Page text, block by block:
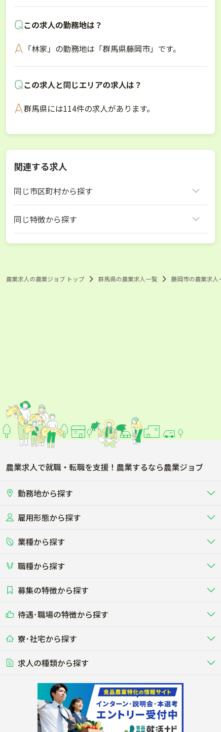
この求人の勤務地は？
「林家」の勤務地は「群馬県藤岡市」です。
この求人と同じエリアの求人は？
群馬県には114件の求人があります。
関連する求人
同じ市区町村から探す
同じ特徴から探す
農業求人の農業ジョブ トップ 群馬県の農業求人一覧 藤岡市の農業求人
農業求人で就職・転職を支援！農業するなら農業ジョブ
勤務地から探す
北海道
関東
東海
雇用形態から探す
正社員 バイト・アルバイト・パート
短期アルバイト
その他（独立・副業など）
業種から探す
畜産（酪農･肉牛･養豚･養鶏など）
酪農
する牧場
養豚
る養豚場
レースで活躍する馬の手入れや子馬
その他畜産
その他動物の畜産業（羊、ウズラな
ど）
畑・圃場で野菜・穀物を生産 ビニールハウスで多様な野菜の生産
稲作
ビニールハウスで観賞用植物の栽
植物工場
環境制御された工場で野菜の生産管
理
農業資材･肥料
農場設備・肥料・飼料の生産・流
農業用の機械・機材の開発・販
流通･商社
農産物・農産品の物流・卸し・輸出
入
その他業種
木材の植林・伐採・加工、または
漁業･養殖
魚介類の採捕・養殖、または水産加
工場
職種から探す
農場･牧場･現場職
専門職（獣医師･人工授精師･
研究･開発 WEB･IT
その他職種
募集の特徴から探す
未経験歓迎
学歴不問
50代採用実績あり
AT免許OK
内定まで最短1週間 管理者･幹部採用
待遇･職場の特徴から探す
社会保険完備
食事補助あり
年間休日100日以上
経験者優遇 独立支援可能
寮･社宅から探す
単身寮あり
寮･社宅相談可
求人の種類から探す
転職おまかせ求人